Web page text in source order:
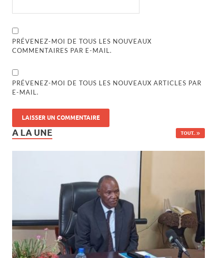
PRÉVENEZ-MOI DE TOUS LES NOUVEAUX
COMMENTAIRES PAR E-MAIL.
PRÉVENEZ-MOI DE TOUS LES NOUVEAUX ARTICLES PAR
E-MAIL.
A LA UNE TOUT..